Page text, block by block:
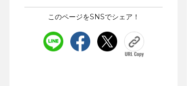
このページをSNSでシェア！